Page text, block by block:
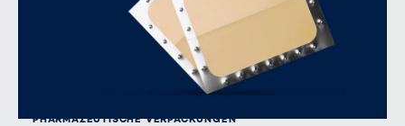
PHARMAZEUTISCHE VERPACKUNGEN